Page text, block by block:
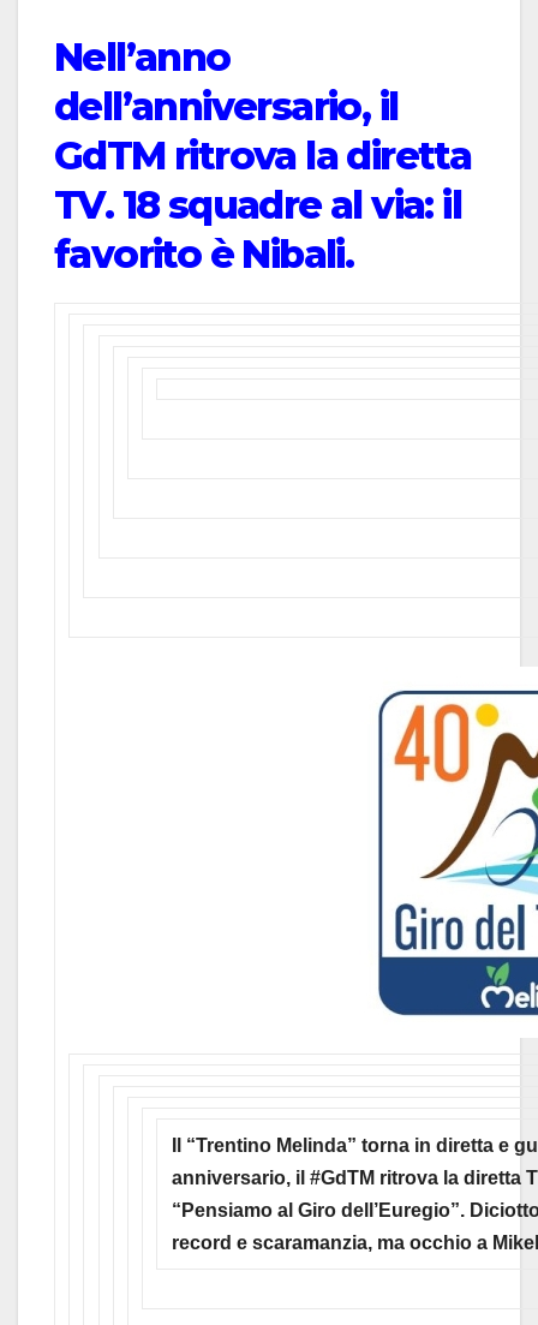
Nell’anno
dell’anniversario, il
GdTM ritrova la diretta
TV. 18 squadre al via: il
favorito è Nibali.
Il “Trentino Melinda” torna in diretta e
anniversario, il #GdTM ritrova la diretta
“Pensiamo al Giro dell’Euregio”.
record e scaramanzia, ma occhio a